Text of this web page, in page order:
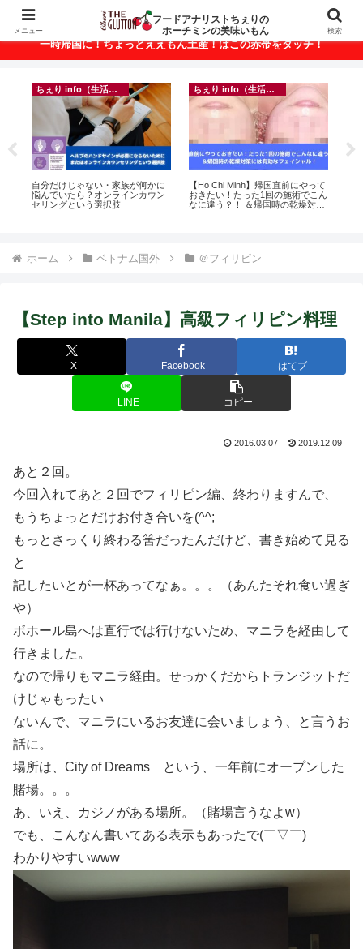
ベトナム・ホーチミンの美味いもんが満載！
一時帰国に！ちょっとええもん土産！はこの赤帯をタッチ！
ちぇり info（生活情報）
自分だけじゃない・家族が何かに
悩んでいたら？オンラインカウン
セリングという選択肢
ちぇり info（生活情報）
【Ho Chi Minh】帰国直前にやって
おきたい！たった1回の施術でこん
なに違う？！ ＆帰国時の乾燥対策
ホーム ベトナム国外 ＠フィリピン
【Step into Manila】高級フィリピン料理
X Facebook はてブ
LINE コピー
2016.03.07 2019.12.09
あと２回。
今回入れてあと２回でフィリピン編、終わりますんで、
もうちょっとだけお付き合いを(^^;
もっとさっくり終わる筈だったんだけど、書き始めて見る
と
記したいとが一杯あってなぁ。。。（あんたそれ食い過ぎ
や）
ボホール島へは直行では行けないため、マニラを経由して
行きました。
なので帰りもマニラ経由。せっかくだからトランジットだ
けじゃもったい
ないんで、マニラにいるお友達に会いましょう、と言うお
話に。
場所は、City of Dreams という、一年前にオープンした
賭場。。。
あ、いえ、カジノがある場所。（賭場言うなよw）
でも、こんなん書いてある表示もあったで(￣▽￣)
わかりやすいwww
メニュー
フードアナリストちぇりの
ホーチミンの美味いもん
検索